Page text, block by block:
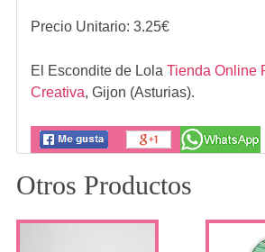
Precio Unitario: 3.25€
El Escondite de Lola Tienda Online
Creativa, Gijon (Asturias).
Otros Productos